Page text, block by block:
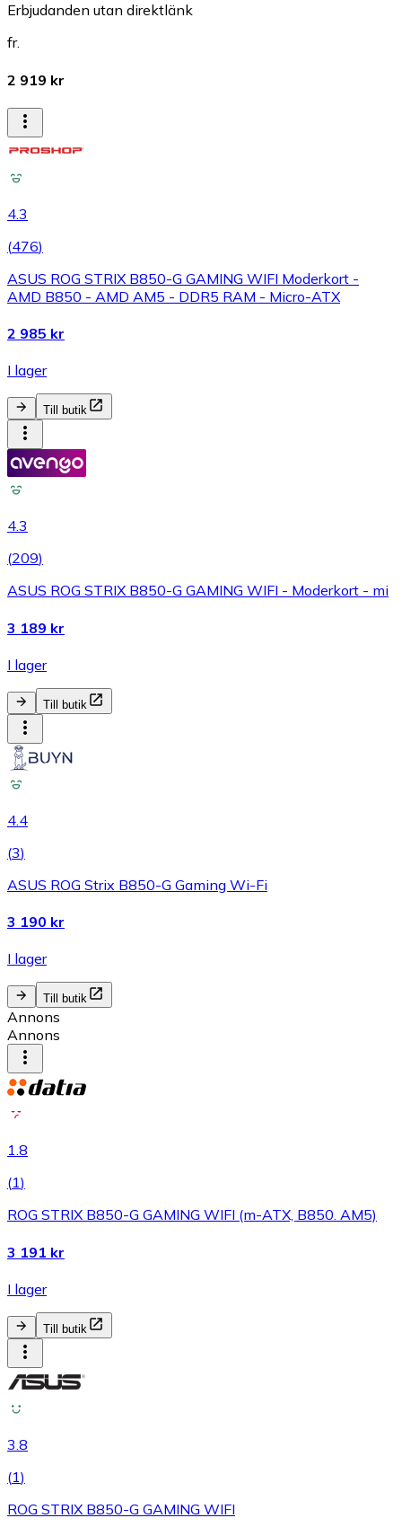
Erbjudanden utan direktlänk
fr.
2 919 kr
4.3
(476)
ASUS ROG STRIX B850-G GAMING WIFI Moderkort -
AMD B850 - AMD AM5 - DDR5 RAM - Micro-ATX
2 985 kr
I lager
Till butik
4.3
(209)
ASUS ROG STRIX B850-G GAMING WIFI - Moderkort - mi
3 189 kr
I lager
Till butik
4.4
(3)
ASUS ROG Strix B850-G Gaming Wi-Fi
3 190 kr
I lager
Till butik
Annons
Annons
1.8
(1)
ROG STRIX B850-G GAMING WIFI (m-ATX, B850. AM5)
3 191 kr
I lager
Till butik
3.8
(1)
ROG STRIX B850-G GAMING WIFI